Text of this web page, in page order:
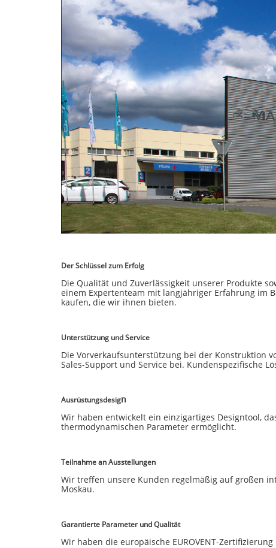
Der Schlüssel zum Erfolg
Die Qualität und Zuverlässigkeit unserer Produkte
einem Expertenteam mit langjähriger Erfahrung im
kaufen, die wir ihnen bieten.
Unterstützung und Service
Die Vorverkaufsunterstützung bei der Konstruktion
Sales-Support und Service bei. Kundenspezifische
Ausrüstungsdesign
Wir haben entwickelt ein einzigartiges Designtool,
thermodynamischen Parameter ermöglicht.
Teilnahme an Ausstellungen
Wir treffen unsere Kunden regelmäßig auf großen
Moskau.
Garantierte Parameter und Qualität
Wir haben die europäische EUROVENT-